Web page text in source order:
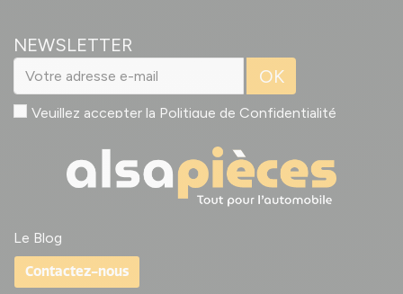
NEWSLETTER
OK
Veuillez accepter la Politique de Confidentialité
Le Blog
Contactez-nous